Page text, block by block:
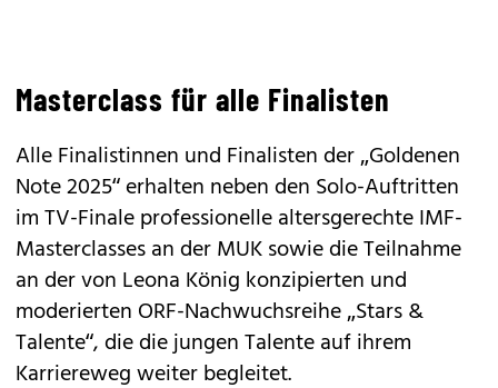
Masterclass für alle Finalisten
Alle Finalistinnen und Finalisten der „Goldenen
Note 2025“ erhalten neben den Solo-Auftritten
im TV-Finale professionelle altersgerechte IMF-
Masterclasses an der MUK sowie die Teilnahme
an der von Leona König konzipierten und
moderierten ORF-Nachwuchsreihe „Stars &
Talente“, die die jungen Talente auf ihrem
Karriereweg weiter begleitet.